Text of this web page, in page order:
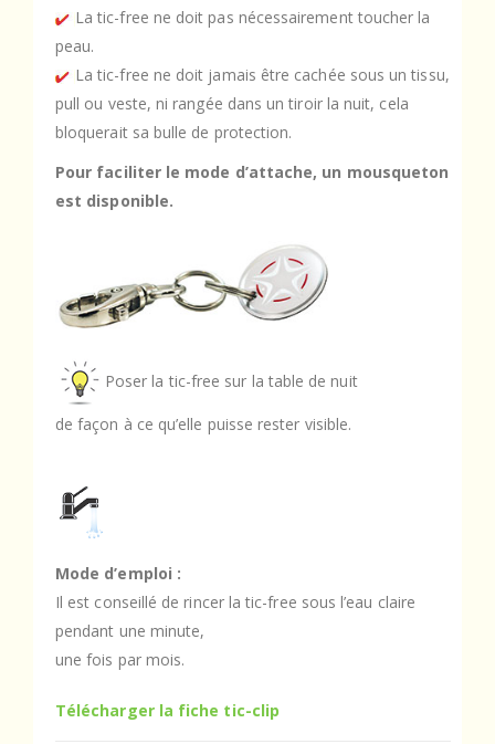
La tic-free ne doit pas nécessairement toucher la
peau.
La tic-free ne doit jamais être cachée sous un tissu,
pull ou veste, ni rangée dans un tiroir la nuit, cela
bloquerait sa bulle de protection.
Pour faciliter le mode d’attache, un mousqueton
est disponible.
Poser la tic-free sur la table de nuit
de façon à ce qu’elle puisse rester visible.
Mode d’emploi :
Il est conseillé de rincer la tic-free sous l’eau claire
pendant une minute,
une fois par mois.
Télécharger la fiche tic-clip